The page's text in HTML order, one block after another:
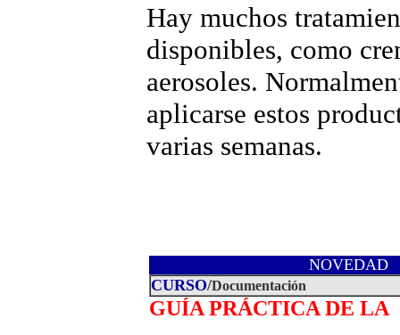
Hay muchos
disponibles, como
aerosoles.
aplicarse estos
varias semanas.
NOVEDAD
CURSO/Documentación
GUÍA PRÁCTICA DE LA